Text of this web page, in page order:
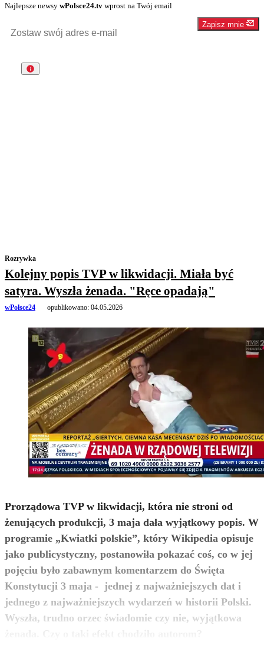
Najlepsze newsy wPolsce24.tv wprost na Twój email
Zapisz mnie
Rozrywka
Kolejny popis TVP w likwidacji. Miała być
satyra. Wyszła żenada. "Ręce opadają"
wPolsce24 opublikowano: 04.05.2026
Prorządowa TVP w likwidacji, która nie stroni od
żenujących produkcji, 3 maja dała wyjątkowy popis. W
programie „Kwiatki polskie”, który Wikipedia opisuje
jako publicystyczny, postanowiła pokazać coś, co w jej
pojęciu było zabawnym komentarzem do Święta
Konstytucji 3 maja - jednej z najważniejszych dat i
jednego z najważniejszych wydarzeń w historii Polski.
Wyszła, trudno orzec świadomie czy nie, wyjątkowa
zobacz więcej